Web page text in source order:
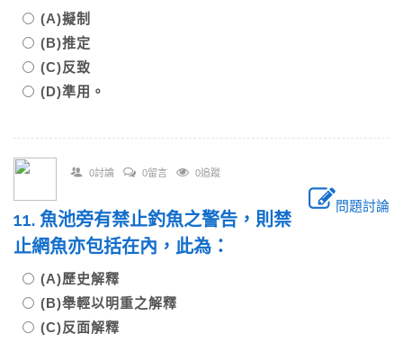
(A)擬制
(B)推定
(C)反致
(D)準用。
0討論 0留言 0追蹤
問題討論
11. 魚池旁有禁止釣魚之警告，則禁
止網魚亦包括在內，此為：
(A)歷史解釋
(B)舉輕以明重之解釋
(C)反面解釋